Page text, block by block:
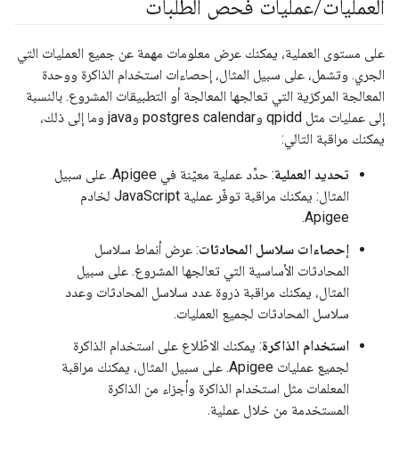
العمليات/عمليات فحص الطلبات
على مستوى العملية، يمكنك عرض معلومات مهمة عن جميع العمليات التي
الجري. وتشمل، على سبيل المثال، إحصاءات استخدام الذاكرة ووحدة
المعالجة المركزية التي تعالجها المعالجة أو التطبيقات المشروع. بالنسبة
إلى عمليات مثل qpidd وpostgres calendar وjava وما إلى ذلك،
يمكنك مراقبة التالي:
تحديد العملية
: حدِّد عملية معيّنة في Apigee. على سبيل
المثال: يمكنك مراقبة توفّر عملية JavaScript لخادم
Apigee.
إحصاءات سلاسل المحادثات: عرض أنماط سلاسل
المحادثات الأساسية التي تعالجها المشروع. على سبيل
المثال، يمكنك مراقبة ذروة عدد سلاسل المحادثات وعدد
سلاسل المحادثات لجميع العمليات.
استخدام الذاكرة: يمكنك الاطّلاع على استخدام الذاكرة
لجميع عمليات Apigee. على سبيل المثال، يمكنك مراقبة
المعلمات مثل استخدام الذاكرة وأجزاء من الذاكرة
المستخدمة من خلال عملية.